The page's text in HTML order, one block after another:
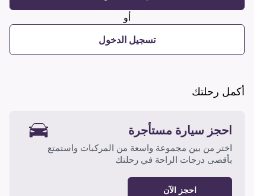
تسجيل الدخول
أكمل رحلتك
احجز سيارة مستأجرة
اختر من بين مجموعة واسعة من المركبات واستمتع
بأقصى درجات الراحة في رحلتك
احجز الآن